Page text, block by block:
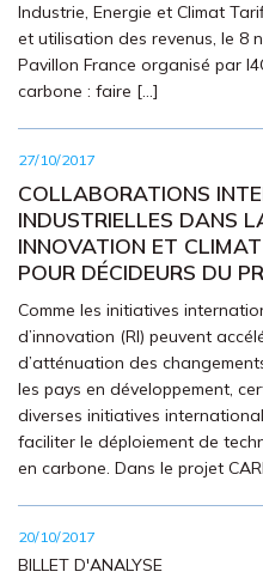
Industrie, Energie et Climat
et utilisation des revenus, le 8
Pavillon France organisé par
carbone : faire […]
27/10/2017
COLLABORATIONS
INDUSTRIELLES DANS
INNOVATION ET
POUR DÉCIDEURS DU
Comme les initiatives
d’innovation (RI) peuvent
d’atténuation des
les pays en développement,
diverses initiatives
faciliter le déploiement de
en carbone. Dans le projet
20/10/2017
BILLET D'ANALYSE